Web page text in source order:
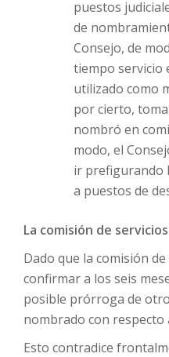
puestos
de
Consejo, de
tiempo servicio
utilizado como
por cierto,
nombró en
modo, el
ir prefigurando
a puestos de
La comisión de
Dado que la comisión
confirmar a los seis
posible prórroga de
nombrado con respecto
Esto contradice